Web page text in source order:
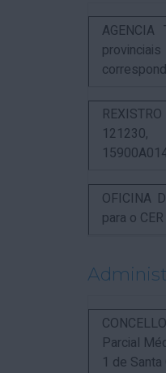
OFICINA
para o
Parcial
1 de